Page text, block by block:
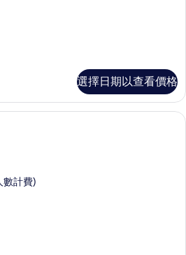
選擇日期以查看價格
埃及棉床單、高級寢具、迷你吧、客
數計費)